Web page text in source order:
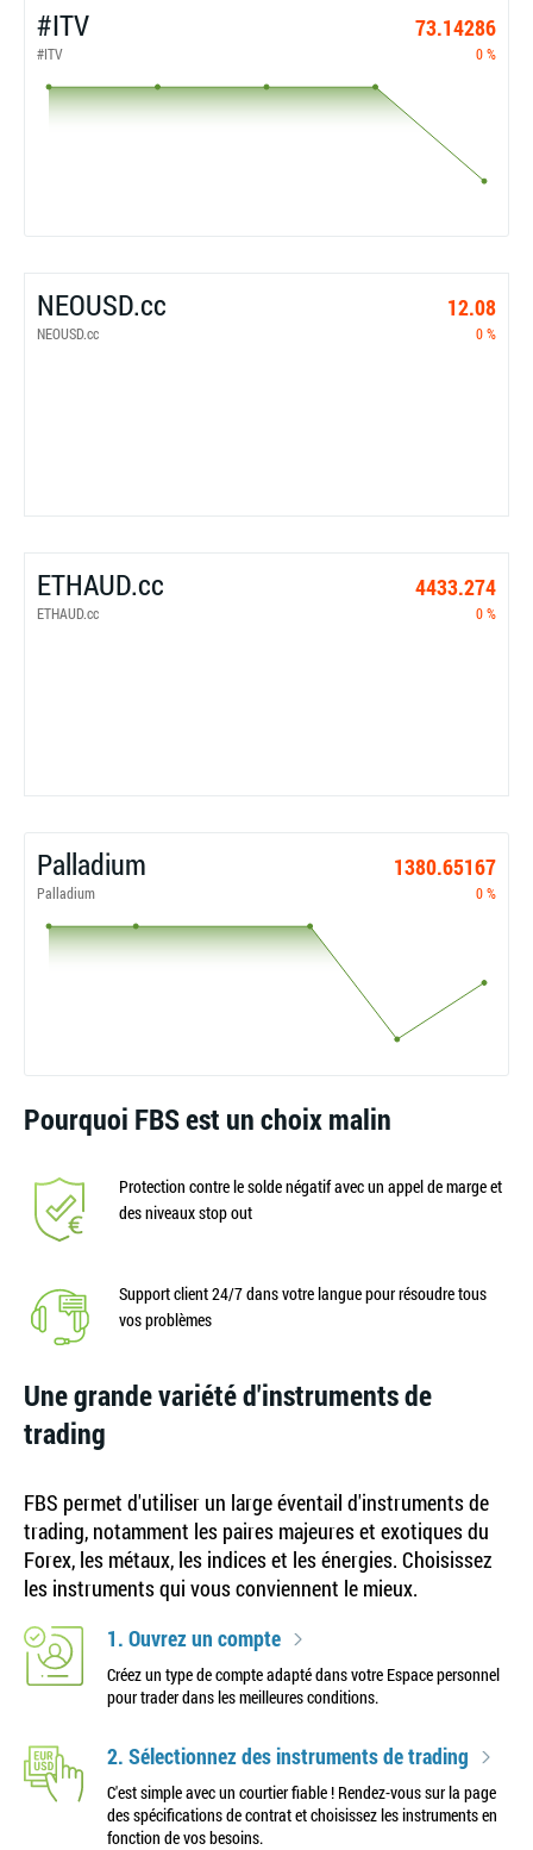
#ITV 73.14286
#ITV 0 %
NEOUSD.cc 12.08
NEOUSD.cc 0 %
ETHAUD.cc 4433.274
ETHAUD.cc 0 %
Palladium 1380.65167
Palladium 0 %
Pourquoi FBS est un choix malin
Protection contre le solde négatif avec un appel de marge et
des niveaux stop out
Support client 24/7 dans votre langue pour résoudre tous
vos problèmes
Une grande variété d'instruments de
trading
FBS permet d'utiliser un large éventail d'instruments de
trading, notamment les paires majeures et exotiques du
Forex, les métaux, les indices et les énergies. Choisissez
les instruments qui vous conviennent le mieux.
1. Ouvrez un compte
Créez un type de compte adapté dans votre Espace personnel
pour trader dans les meilleures conditions.
2. Sélectionnez des instruments de trading
C'est simple avec un courtier fiable ! Rendez-vous sur la page
des spécifications de contrat et choisissez les instruments en
fonction de vos besoins.